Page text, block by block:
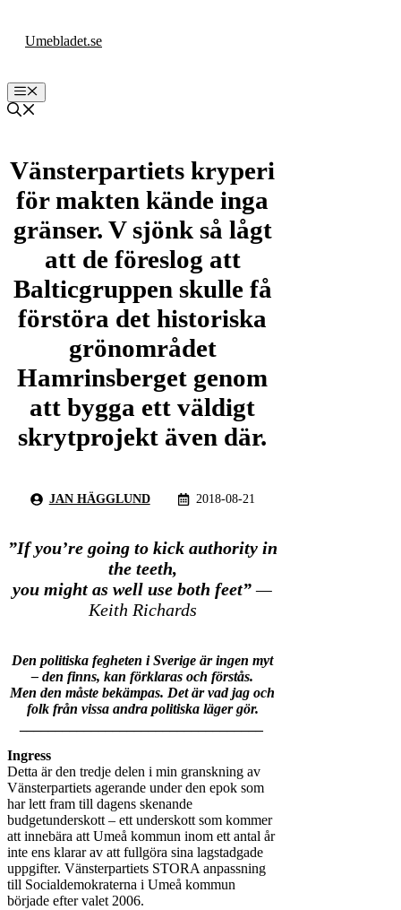
Umebladet.se
Meny
Vänsterpartiets kryperi
för makten kände inga
gränser. V sjönk så lågt
att de föreslog att
Balticgruppen skulle få
förstöra det historiska
grönområdet
Hamrinsberget genom
att bygga ett väldigt
skrytprojekt även där.
JAN HÄGGLUND 2018-08-21
”If you’re going to kick authority in
the teeth,
you might as well use both feet”—
Keith Richards
Den politiska fegheten i Sverige är ingen myt
– den finns, kan förklaras och förstås.
Men den måste bekämpas. Det är vad jag och
folk från vissa andra politiska läger gör.
Ingress
Detta är den tredje delen i min granskning av
Vänsterpartiets agerande under den epok som
har lett fram till dagens skenande
budgetunderskott – ett underskott som kommer
att innebära att Umeå kommun inom ett antal år
inte ens klarar av att fullgöra sina lagstadgade
uppgifter. Vänsterpartiets STORA anpassning
till Socialdemokraterna i Umeå kommun
började efter valet 2006.